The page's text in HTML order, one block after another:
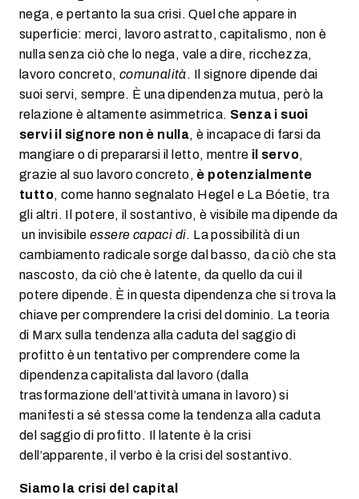
nega, e pertanto la sua crisi. Quel che appare in
superficie: merci, lavoro astratto, capitalismo, non è
nulla senza ciò che lo nega, vale a dire, ricchezza,
lavoro concreto, comunalità. Il signore dipende dai
suoi servi, sempre. È una dipendenza mutua, però la
relazione è altamente asimmetrica. Senza i suoi
servi il signore non è nulla, è incapace di farsi da
mangiare o di prepararsi il letto, mentre il servo,
grazie al suo lavoro concreto, è potenzialmente
tutto, come hanno segnalato Hegel e La Bóetie, tra
gli altri. Il potere, il sostantivo, è visibile ma dipende da
un invisibileessere capaci di. La possibilità di un
cambiamento radicale sorge dal basso, da ciò che sta
nascosto, da ciò che è latente, da quello da cui il
potere dipende. È in questa dipendenza che si trova la
chiave per comprendere la crisi del dominio. La teoria
di Marx sulla tendenza alla caduta del saggio di
profitto è un tentativo per comprendere come la
dipendenza capitalista dal lavoro (dalla
trasformazione dell’attività umana in lavoro) si
manifesti a sé stessa come la tendenza alla caduta
del saggio di profitto. Il latente è la crisi
dell’apparente, il verbo è la crisi del sostantivo.
Siamo la crisi del capital